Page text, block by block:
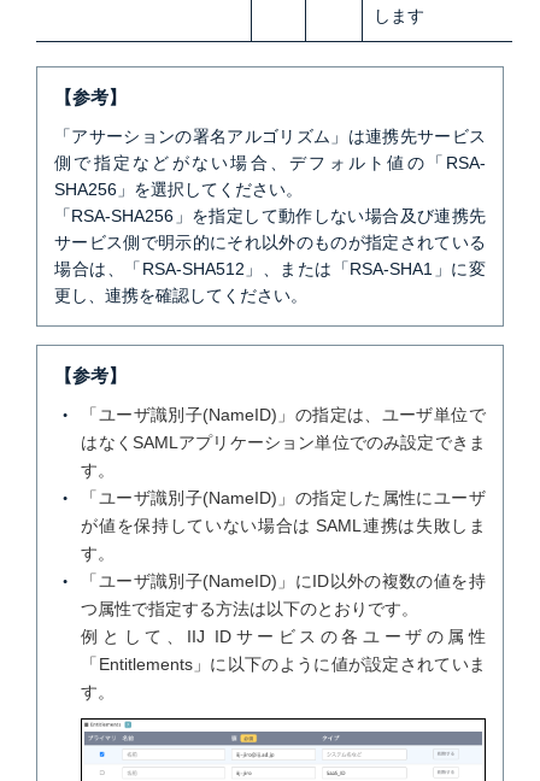
します
【参考】
「アサーションの署名アルゴリズム」は連携先サービス
側で指定などがない場合、デフォルト値の「RSA-
SHA256」を選択してください。
「RSA-SHA256」を指定して動作しない場合及び連携先
サービス側で明示的にそれ以外のものが指定されている
場合は、「RSA-SHA512」、または「RSA-SHA1」に変
更し、連携を確認してください。
【参考】
「ユーザ識別子(NameID)」の指定は、ユーザ単位で
はなくSAMLアプリケーション単位でのみ設定できま
す。
「ユーザ識別子(NameID)」の指定した属性にユーザ
が値を保持していない場合は SAML連携は失敗しま
す。
「ユーザ識別子(NameID)」にID以外の複数の値を持
つ属性で指定する方法は以下のとおりです。
例として、IIJ IDサービスの各ユーザの属性
「Entitlements」に以下のように値が設定されていま
す。